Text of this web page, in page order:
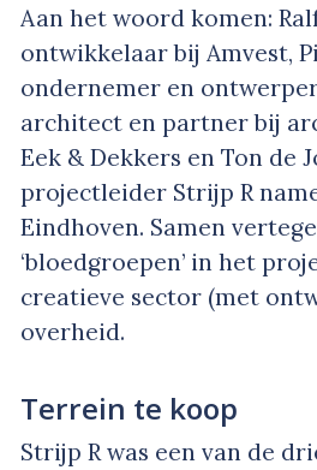
Aan het woord komen:
ontwikkelaar bij Amvest,
ondernemer en
architect en partner bij
Eek & Dekkers en Ton de
projectleider Strijp R
Eindhoven. Samen
‘bloedgroepen’ in het
creatieve sector (met
overheid.
Terrein te koop
Strijp R was een van de